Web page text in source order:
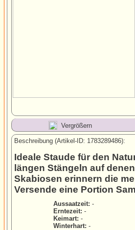
Vergrößern
Beschreibung (Artikel-ID: 1783289486):
Ideale Staude für den
längen Stängeln auf
Skabiosen erinnern die
Versende eine Portion
Aussaatzeit: -
Erntezeit: -
Keimart: -
Winterhart: -